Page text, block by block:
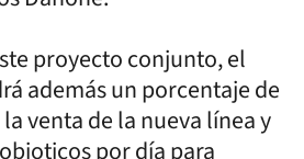
proyecto conjunto, el
además un porcentaje de
venta de la nueva línea y
por día para